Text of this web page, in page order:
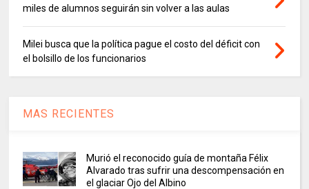
miles de alumnos seguirán sin volver a las aulas
Milei busca que la política pague el costo del déficit con
el bolsillo de los funcionarios
MAS RECIENTES
Murió el reconocido guía de montaña Félix
Alvarado tras sufrir una descompensación en
el glaciar Ojo del Albino